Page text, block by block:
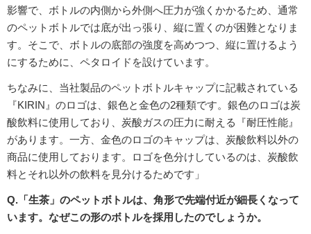
影響で、ボトルの内側から外側へ圧力が強くかかるため、通常
のペットボトルでは底が出っ張り、縦に置くのが困難となりま
す。そこで、ボトルの底部の強度を高めつつ、縦に置けるよう
にするために、ペタロイドを設けています。
ちなみに、当社製品のペットボトルキャップに記載されている
『KIRIN』のロゴは、銀色と金色の2種類です。銀色のロゴは炭
酸飲料に使用しており、炭酸ガスの圧力に耐える『耐圧性能』
があります。一方、金色のロゴのキャップは、炭酸飲料以外の
商品に使用しております。ロゴを色分けしているのは、炭酸飲
料とそれ以外の飲料を見分けるためです」
Q.「生茶」のペットボトルは、角形で先端付近が細長くなって
います。なぜこの形のボトルを採用したのでしょうか。